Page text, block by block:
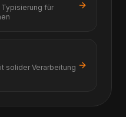
für
solider Verarbeitung